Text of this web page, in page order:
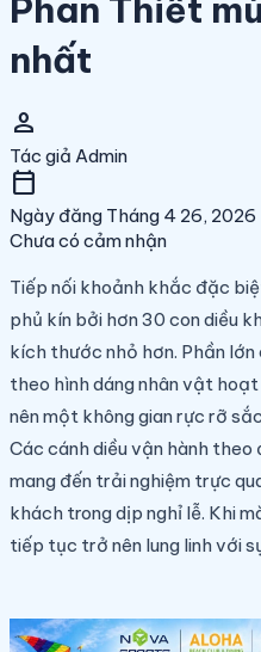
Phan Thiết
nhất
person
Tác giả Admin
calendar_today
Ngày đăng Tháng 4 26, 2026
Chưa có cảm nhận
Tiếp nối khoảnh khắc đặc
phủ kín bởi hơn 30 con diều
kích thước nhỏ hơn. Phần
theo hình dáng nhân vật
nên một không gian rực rỡ
Các cánh diều vận hành
mang đến trải nghiệm trực
khách trong dịp nghỉ lễ. Khi
tiếp tục trở nên lung linh với